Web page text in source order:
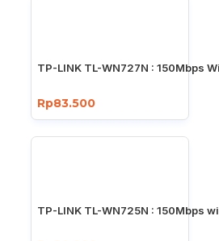
TP-LINK TL-WN727N : 150Mbps
Rp83.500
TP-LINK TL-WN725N : 150Mbps